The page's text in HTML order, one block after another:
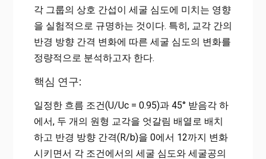
각 그룹의 상호 간섭이 세굴 심도에 미치는 영향
을 실험적으로 규명하는 것이다. 특히, 교각 간의
반경 방향 간격 변화에 따른 세굴 심도의 변화를
정량적으로 분석하고자 한다.
핵심 연구:
일정한 흐름 조건(U/Uc = 0.95)과 45° 받음각 하
에서, 두 개의 원형 교각을 엇갈림 배열로 배치
하고 반경 방향 간격(R/b)을 0에서 12까지 변화
시키면서 각 조건에서의 세굴 심도와 세굴공의